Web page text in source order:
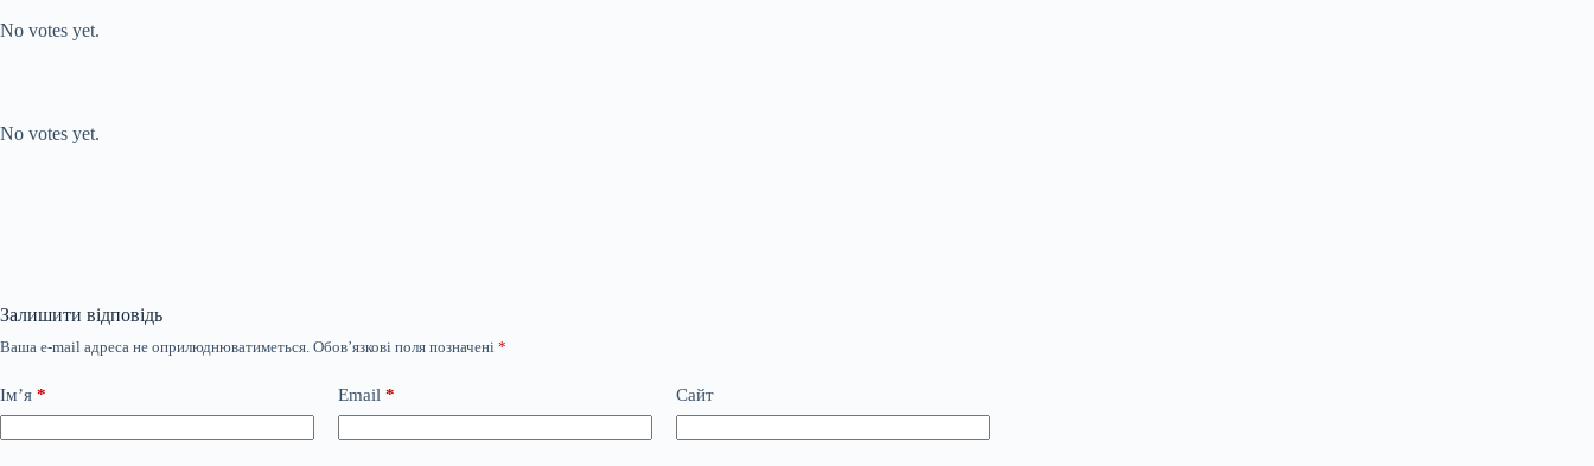
No votes yet.
No votes yet.
Залишити відповідь
Ваша e-mail адреса не оприлюднюватиметься. Обов’язкові поля позначені *
Ім’я * Email * Сайт